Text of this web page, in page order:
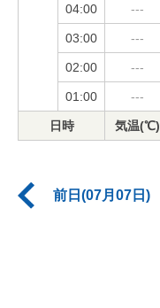
04:00 ---
03:00 ---
02:00 ---
01:00 ---
日時 気温(℃)
前日(07月07日)